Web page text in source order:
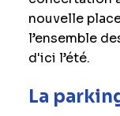
nouvelle
l’ensemble
d'ici l’été.
La